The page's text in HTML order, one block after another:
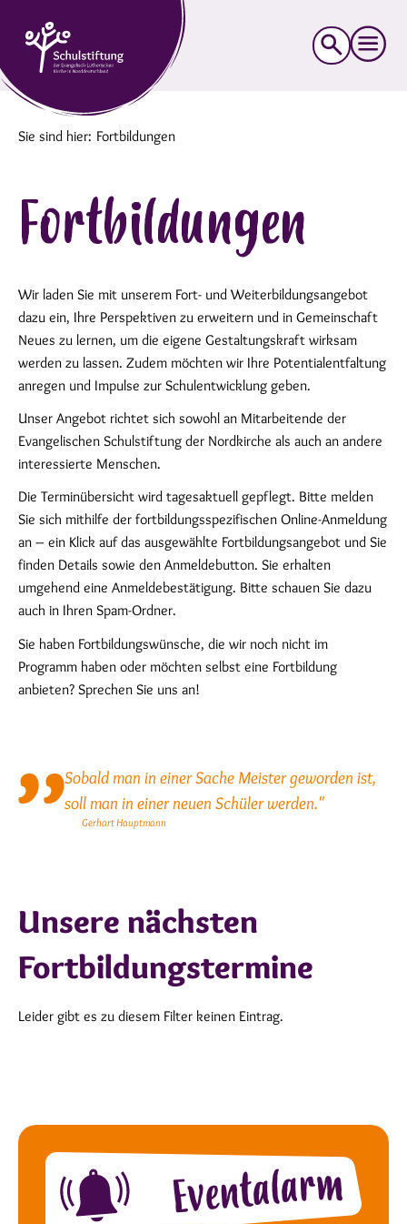
Suche
nach:
Sie sind hier: Fortbildungen
Fortbildungen
Wir laden Sie mit unserem Fort- und Weiterbildungsangebot
dazu ein, Ihre Perspektiven zu erweitern und in Gemeinschaft
Neues zu lernen, um die eigene Gestaltungskraft wirksam
werden zu lassen. Zudem möchten wir Ihre Potentialentfaltung
anregen und Impulse zur Schulentwicklung geben.
Unser Angebot richtet sich sowohl an Mitarbeitende der
Evangelischen Schulstiftung der Nordkirche als auch an andere
interessierte Menschen.
Die Terminübersicht wird tagesaktuell gepflegt. Bitte melden
Sie sich mithilfe der fortbildungsspezifischen Online-Anmeldung
an – ein Klick auf das ausgewählte Fortbildungsangebot und Sie
finden Details sowie den Anmeldebutton. Sie erhalten
umgehend eine Anmeldebestätigung. Bitte schauen Sie dazu
auch in Ihren Spam-Ordner.
Sie haben Fortbildungswünsche, die wir noch nicht im
Programm haben oder möchten selbst eine Fortbildung
anbieten? Sprechen Sie uns an!
Sobald man in einer Sache Meister geworden ist,
soll man in einer neuen Schüler werden."
Gerhart Hauptmann
Unsere nächsten
Fortbildungstermine
Leider gibt es zu diesem Filter keinen Eintrag.
Eventalarm